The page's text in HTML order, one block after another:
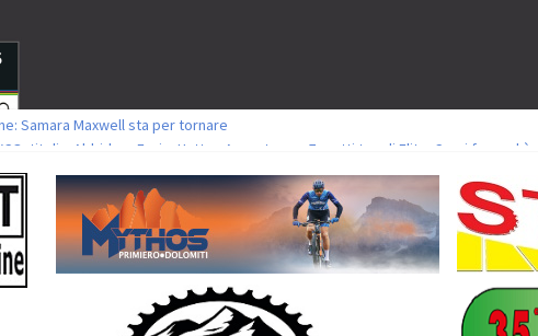
Samara Maxwell sta per tornare
vittorie per Ghibaudo, Grossmann e Gallis. Signorelli 5^ la migliore tra gli italiani
Bike della Brianza: l’ultima sfida agonistica di una leggendaria storia
il Team Relay firma il secondo argento azzurro a Monteceneri